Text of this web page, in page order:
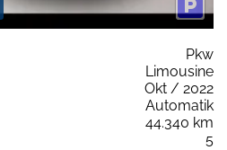
Pkw
Limousine
Okt / 2022
Automatik
44.340 km
5